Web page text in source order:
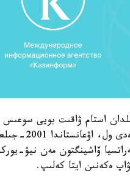
13 جىلدان استام ۋاقىت بويى
بولدىق»، دەدى
ۆاشينگتون مەن نيۋ-
ەكەنىن ايتا كەلىپ.